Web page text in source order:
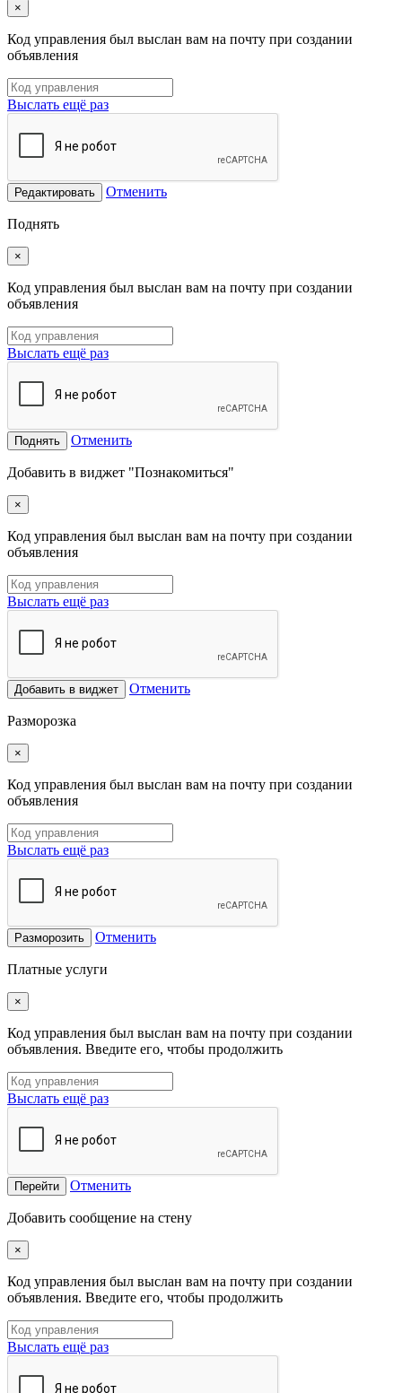
×
Код управления был выслан вам на почту при создании
объявления
Выслать ещё раз
Редактировать Отменить
Поднять
×
Код управления был выслан вам на почту при создании
объявления
Выслать ещё раз
Поднять Отменить
Добавить в виджет "Познакомиться"
×
Код управления был выслан вам на почту при создании
объявления
Выслать ещё раз
Добавить в виджет Отменить
Разморозка
×
Код управления был выслан вам на почту при создании
объявления
Выслать ещё раз
Разморозить Отменить
Платные услуги
×
Код управления был выслан вам на почту при создании
объявления. Введите его, чтобы продолжить
Выслать ещё раз
Перейти Отменить
Добавить сообщение на стену
×
Код управления был выслан вам на почту при создании
объявления. Введите его, чтобы продолжить
Выслать ещё раз